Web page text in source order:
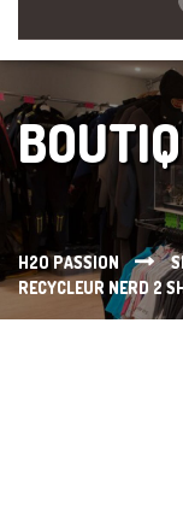
H2O PASSION
RECYCLEUR NERD 2